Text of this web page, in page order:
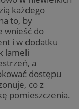
każdego
to, by
wnieść do
i w dodatku
lameli
a
dostępu
co z
pomieszczenia.